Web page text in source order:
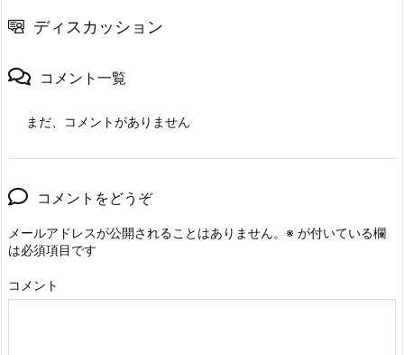
ディスカッション
コメント一覧
まだ、コメントがありません
コメントをどうぞ
メールアドレスが公開されることはありません。 ※ が付いている欄
は必須項目です
コメント